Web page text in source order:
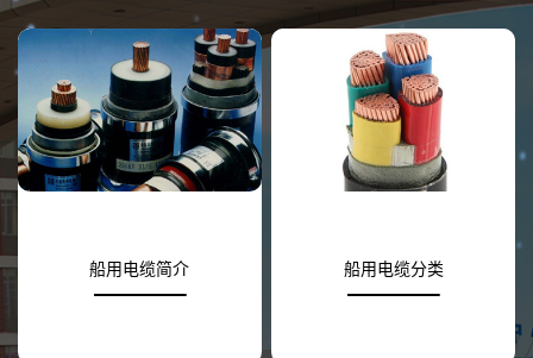
船用电缆简介 船用电缆分类